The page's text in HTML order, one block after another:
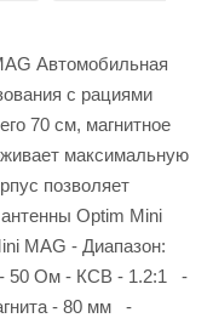
Автомобильная
с рациями
70 см, магнитное
максимальную
позволяет
Optim Mini
MAG - Диапазон:
- 50 Ом - КСВ - 1.2:1 -
- 80 мм -